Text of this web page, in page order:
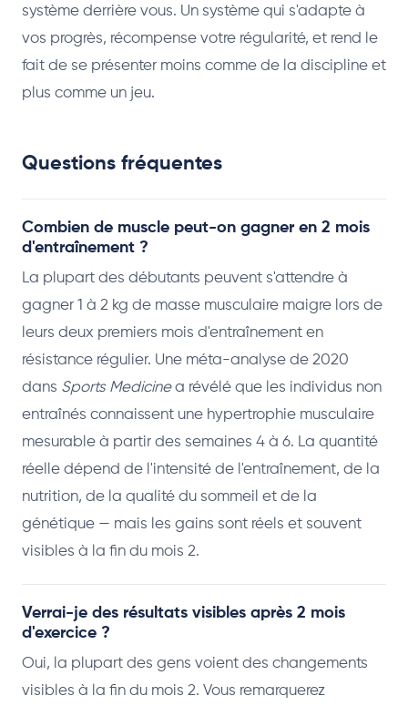
système derrière vous. Un système qui s'adapte à
vos progrès, récompense votre régularité, et rend le
fait de se présenter moins comme de la discipline et
plus comme un jeu.
Questions fréquentes
Combien de muscle peut-on gagner en 2 mois
d'entraînement ?
La plupart des débutants peuvent s'attendre à
gagner 1 à 2 kg de masse musculaire maigre lors de
leurs deux premiers mois d'entraînement en
résistance régulier. Une méta-analyse de 2020
dans Sports Medicinea révélé que les individus non
entraînés connaissent une hypertrophie musculaire
mesurable à partir des semaines 4 à 6. La quantité
réelle dépend de l'intensité de l'entraînement, de la
nutrition, de la qualité du sommeil et de la
génétique — mais les gains sont réels et souvent
visibles à la fin du mois 2.
Verrai-je des résultats visibles après 2 mois
d'exercice ?
Oui, la plupart des gens voient des changements
visibles à la fin du mois 2. Vous remarquerez